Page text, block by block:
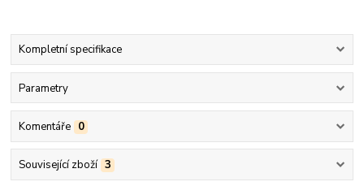
Kompletní specifikace
Parametry
Komentáře 0
Související zboží 3